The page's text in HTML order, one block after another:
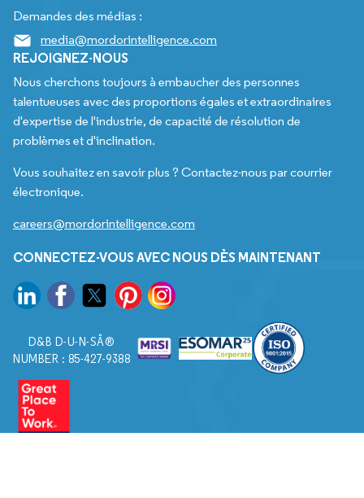
Demandes des médias :
media@mordorintelligence.com
REJOIGNEZ-NOUS
Nous cherchons toujours à embaucher des personnes
talentueuses avec des proportions égales et extraordinaires
d'expertise de l'industrie, de capacité de résolution de
problèmes et d'inclination.
Vous souhaitez en savoir plus ? Contactez-nous par courrier
électronique.
careers@mordorintelligence.com
CONNECTEZ-VOUS AVEC NOUS DÈS MAINTENANT
D&B D-U-N-SÂ®
NUMBER : 85-427-9388